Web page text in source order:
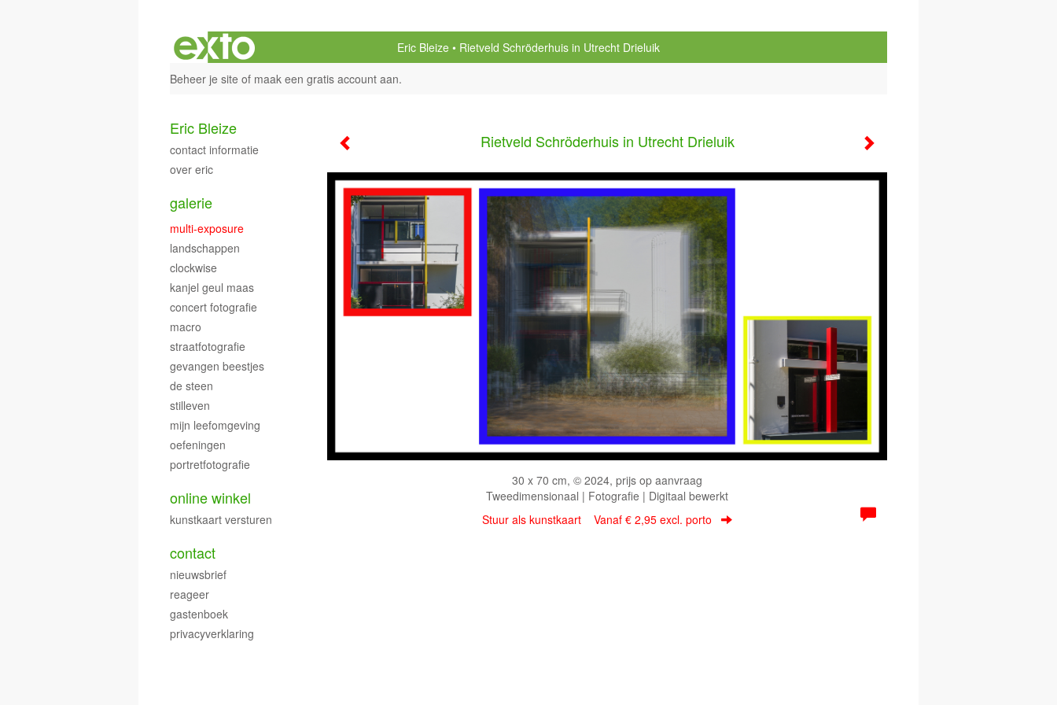
Eric Bleize
Rietveld Schröderhuis in Utrecht Drieluik
Beheer je site of maak een gratis account aan.
Rietveld Schröderhuis in Utrecht Drieluik
30 x 70 cm, © 2024, prijs op aanvraag
Tweedimensionaal | Fotografie | Digitaal bewerkt
Stuur als kunstkaart Vanaf € 2,95 excl. porto
Eric Bleize
contact informatie
over eric
galerie
multi-exposure
landschappen
clockwise
kanjel geul maas
concert fotografie
macro
straatfotografie
gevangen beestjes
de steen
stilleven
mijn leefomgeving
oefeningen
portretfotografie
online winkel
kunstkaart versturen
contact
nieuwsbrief
reageer
gastenboek
privacyverklaring